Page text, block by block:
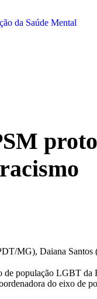
MG), Daiana
do eixo de